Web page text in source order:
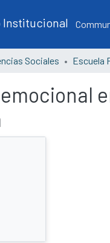
Institucional
Sociales